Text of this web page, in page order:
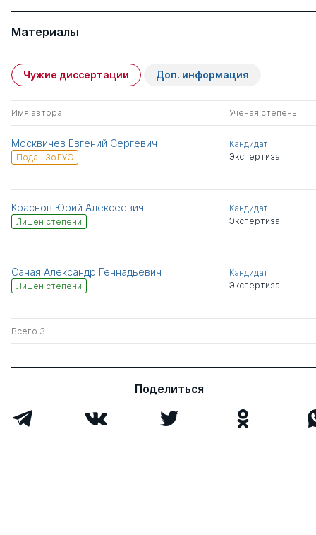
Материалы
Чужие диссертации Доп. информация
Имя автора Ученая степень
Москвичев Евгений Сергевич
Подан ЗоЛУС
Кандидат
Экспертиза
Краснов Юрий Алексеевич
Лишен степени
Кандидат
Экспертиза
Саная Александр Геннадьевич
Лишен степени
Кандидат
Экспертиза
Всего 3
Поделиться